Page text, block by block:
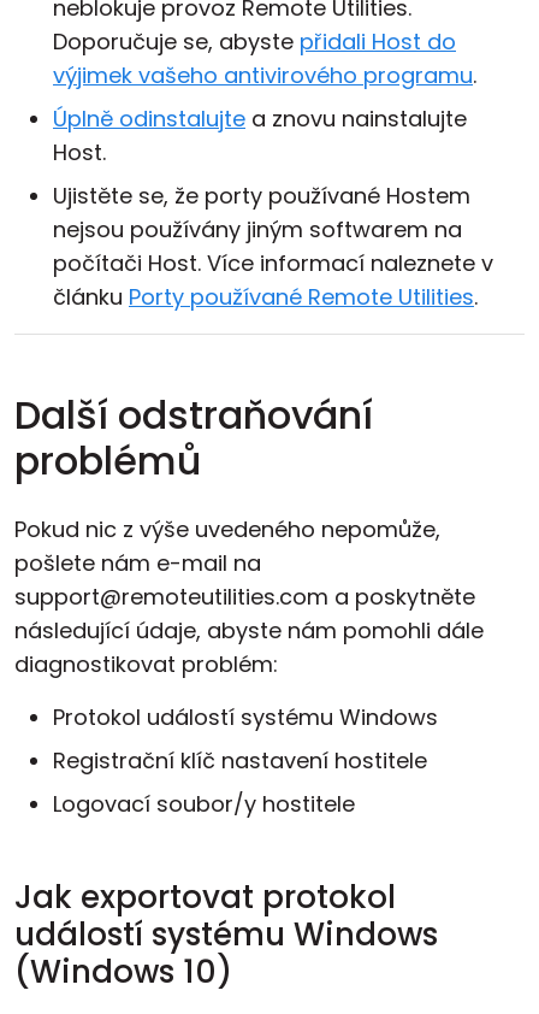
neblokuje provoz Remote Utilities.
Doporučuje se, abyste přidali Host do
výjimek vašeho antivirového programu.
Úplně odinstalujte a znovu nainstalujte
Host.
Ujistěte se, že porty používané Hostem
nejsou používány jiným softwarem na
počítači Host. Více informací naleznete v
článku Porty používané Remote Utilities.
Další odstraňování
problémů
Pokud nic z výše uvedeného nepomůže,
pošlete nám e-mail na
support@remoteutilities.com a poskytněte
následující údaje, abyste nám pomohli dále
diagnostikovat problém:
Protokol událostí systému Windows
Registrační klíč nastavení hostitele
Logovací soubor/y hostitele
Jak exportovat protokol
událostí systému Windows
(Windows 10)